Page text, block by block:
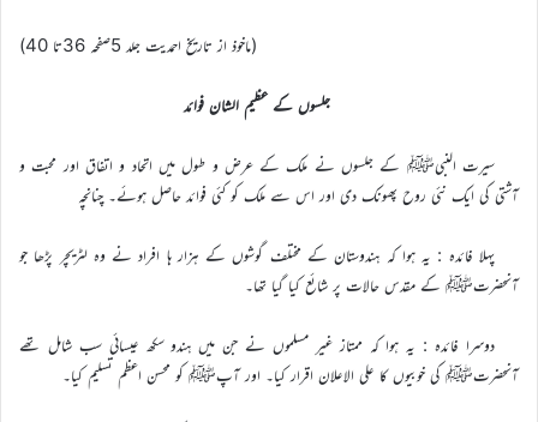
(ماخوذ از تاریخ احمدیت جلد 5صفحہ 36تا 40)
جلسوں کے عظیم الشان فوائد
سیرت النبیﷺ کے جلسوں نے ملک کے عرض و طول میں اتحاد و اتفاق اور محبت و
آشتی کی ایک نئی روح پھونک دی اور اس سے ملک کو کئی فوائد حاصل ہوئے۔ چنانچہ
پہلا فائدہ : یہ ہوا کہ ہندوستان کے مختلف گوشوں کے ہزار ہا افراد نے وہ لٹریچر پڑھا جو
آنحضرتﷺ کے مقدس حالات پر شائع کیا گیا تھا۔
دوسرا فائدہ : یہ ہوا کہ ممتاز غیر مسلموں نے جن میں ہندو سکھ عیسائی سب شامل تھے
آنحضرتﷺ کی خوبیوں کا علی الاعلان اقرار کیا۔ اور آپﷺ کو محسن اعظم تسلیم کیا۔